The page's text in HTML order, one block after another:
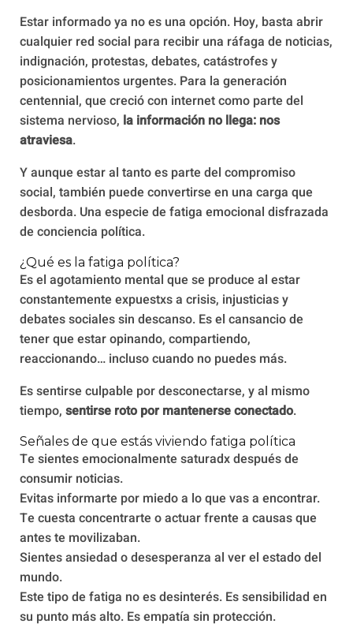
Estar informado ya no es una opción. Hoy, basta abrir
cualquier red social para recibir una ráfaga de noticias,
indignación, protestas, debates, catástrofes y
posicionamientos urgentes. Para la generación
centennial, que creció con internet como parte del
sistema nervioso, la información no llega: nos
atraviesa.
Y aunque estar al tanto es parte del compromiso
social, también puede convertirse en una carga que
desborda. Una especie de fatiga emocional disfrazada
de conciencia política.
¿Qué es la fatiga política?
Es el agotamiento mental que se produce al estar
constantemente expuestxs a crisis, injusticias y
debates sociales sin descanso. Es el cansancio de
tener que estar opinando, compartiendo,
reaccionando… incluso cuando no puedes más.
Es sentirse culpable por desconectarse, y al mismo
tiempo, sentirse roto por mantenerse conectado.
Señales de que estás viviendo fatiga política
Te sientes emocionalmente saturadx después de
consumir noticias.
Evitas informarte por miedo a lo que vas a encontrar.
Te cuesta concentrarte o actuar frente a causas que
antes te movilizaban.
Sientes ansiedad o desesperanza al ver el estado del
mundo.
Este tipo de fatiga no es desinterés. Es sensibilidad en
su punto más alto. Es empatía sin protección.